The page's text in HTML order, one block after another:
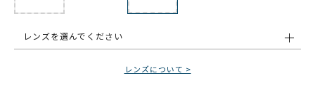
レンズを選んでください
レンズについて >